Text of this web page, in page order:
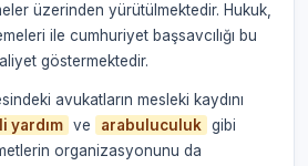
üzerinden yürütülmektedir. Hukuk,
ile cumhuriyet başsavcılığı bu
göstermektedir.
avukatların mesleki kaydını
yardım ve arabuluculuk gibi
organizasyonunu da